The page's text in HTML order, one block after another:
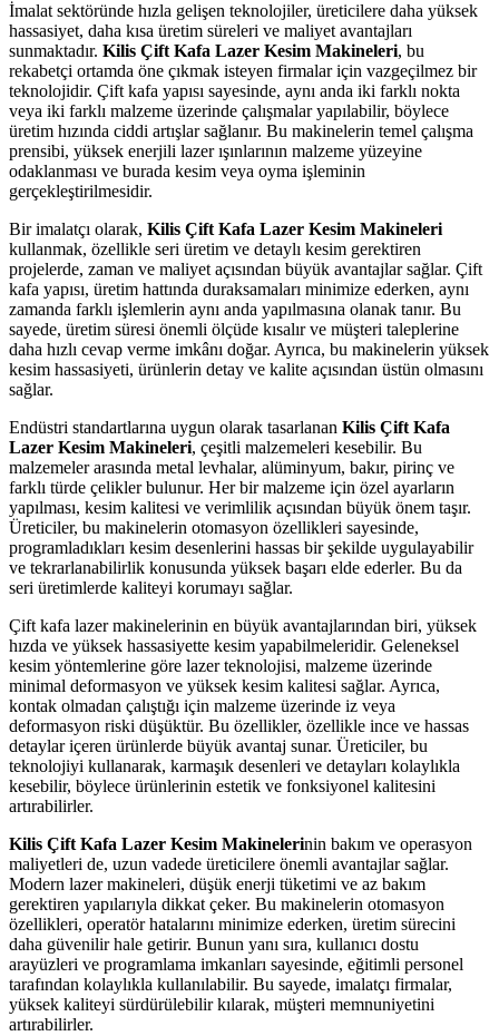
İmalat sektöründe hızla gelişen teknolojiler, üreticilere daha yüksek
hassasiyet, daha kısa üretim süreleri ve maliyet avantajları
sunmaktadır. Kilis Çift Kafa Lazer Kesim Makineleri, bu
rekabetçi ortamda öne çıkmak isteyen firmalar için vazgeçilmez bir
teknolojidir. Çift kafa yapısı sayesinde, aynı anda iki farklı nokta
veya iki farklı malzeme üzerinde çalışmalar yapılabilir, böylece
üretim hızında ciddi artışlar sağlanır. Bu makinelerin temel çalışma
prensibi, yüksek enerjili lazer ışınlarının malzeme yüzeyine
odaklanması ve burada kesim veya oyma işleminin
gerçekleştirilmesidir.
Bir imalatçı olarak, Kilis Çift Kafa Lazer Kesim Makineleri
kullanmak, özellikle seri üretim ve detaylı kesim gerektiren
projelerde, zaman ve maliyet açısından büyük avantajlar sağlar. Çift
kafa yapısı, üretim hattında duraksamaları minimize ederken, aynı
zamanda farklı işlemlerin aynı anda yapılmasına olanak tanır. Bu
sayede, üretim süresi önemli ölçüde kısalır ve müşteri taleplerine
daha hızlı cevap verme imkânı doğar. Ayrıca, bu makinelerin yüksek
kesim hassasiyeti, ürünlerin detay ve kalite açısından üstün olmasını
sağlar.
Endüstri standartlarına uygun olarak tasarlanan Kilis Çift Kafa
Lazer Kesim Makineleri, çeşitli malzemeleri kesebilir. Bu
malzemeler arasında metal levhalar, alüminyum, bakır, pirinç ve
farklı türde çelikler bulunur. Her bir malzeme için özel ayarların
yapılması, kesim kalitesi ve verimlilik açısından büyük önem taşır.
Üreticiler, bu makinelerin otomasyon özellikleri sayesinde,
programladıkları kesim desenlerini hassas bir şekilde uygulayabilir
ve tekrarlanabilirlik konusunda yüksek başarı elde ederler. Bu da
seri üretimlerde kaliteyi korumayı sağlar.
Çift kafa lazer makinelerinin en büyük avantajlarından biri, yüksek
hızda ve yüksek hassasiyette kesim yapabilmeleridir. Geleneksel
kesim yöntemlerine göre lazer teknolojisi, malzeme üzerinde
minimal deformasyon ve yüksek kesim kalitesi sağlar. Ayrıca,
kontak olmadan çalıştığı için malzeme üzerinde iz veya
deformasyon riski düşüktür. Bu özellikler, özellikle ince ve hassas
detaylar içeren ürünlerde büyük avantaj sunar. Üreticiler, bu
teknolojiyi kullanarak, karmaşık desenleri ve detayları kolaylıkla
kesebilir, böylece ürünlerinin estetik ve fonksiyonel kalitesini
artırabilirler.
Kilis Çift Kafa Lazer Kesim Makinelerinin bakım ve operasyon
maliyetleri de, uzun vadede üreticilere önemli avantajlar sağlar.
Modern lazer makineleri, düşük enerji tüketimi ve az bakım
gerektiren yapılarıyla dikkat çeker. Bu makinelerin otomasyon
özellikleri, operatör hatalarını minimize ederken, üretim sürecini
daha güvenilir hale getirir. Bunun yanı sıra, kullanıcı dostu
arayüzleri ve programlama imkanları sayesinde, eğitimli personel
tarafından kolaylıkla kullanılabilir. Bu sayede, imalatçı firmalar,
yüksek kaliteyi sürdürülebilir kılarak, müşteri memnuniyetini
artırabilirler.